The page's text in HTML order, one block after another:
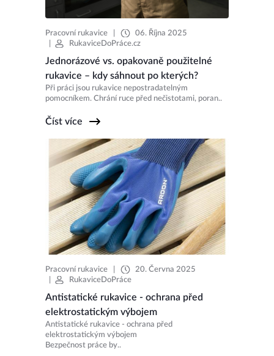
Pracovní rukavice
06. Října 2025
RukaviceDoPráce.cz
Jednorázové vs. opakovaně použitelné
rukavice – kdy sáhnout po kterých?
Při práci jsou rukavice nepostradatelným
pomocníkem. Chrání ruce před nečistotami, poran..
Číst více
Pracovní rukavice
20. Června 2025
RukaviceDoPráce
Antistatické rukavice - ochrana před
elektrostatickým výbojem
Antistatické rukavice - ochrana před
elektrostatickým výbojem
Bezpečnost práce by..